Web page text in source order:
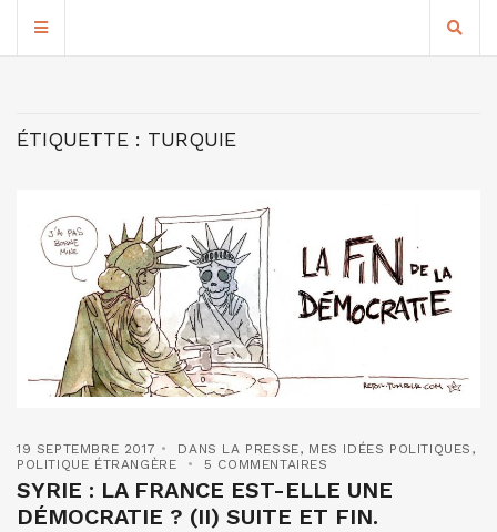
ÉTIQUETTE : TURQUIE
19 SEPTEMBRE 2017 DANS LA PRESSE, MES IDÉES POLITIQUES ,
POLITIQUE ÉTRANGÈRE
5 COMMENTAIRES
SYRIE : LA FRANCE EST-ELLE UNE
DÉMOCRATIE ? (II) SUITE ET FIN.